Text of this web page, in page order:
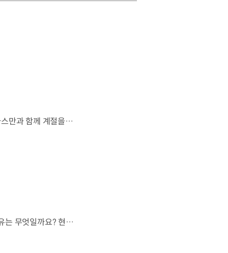
살랑이는 억새와 새들의 지저귐,선선한 가을이 찾아오는 소리. 더 기아 타스만과 함께 계절을 만나보세요. 🎧 *본 영상은 AI를 활용해 제작했습니다. #기아 #더기아타스만 #타스만 #가을 #입추 #Tasman #ASMR
현대자동차 하이브리드 누적 판매 500만 대.많은 운전자들이 선택한 이유는 무엇일까요? 현대진행형 팟캐스트 EP.21에서 확인하세요.📻 #현대자동차그룹 #현대진행형 #모빌리티팟캐스트 #하이브리드 #연료 #미래모빌리티 #모빌리티